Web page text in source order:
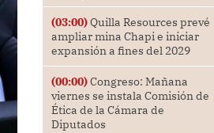
(03:00)Quilla Resources prevé
ampliar mina Chapi e iniciar
expansión a fines del 2029
(00:00)Congreso: Mañana
viernes se instala Comisión de
Ética de la Cámara de
Diputados